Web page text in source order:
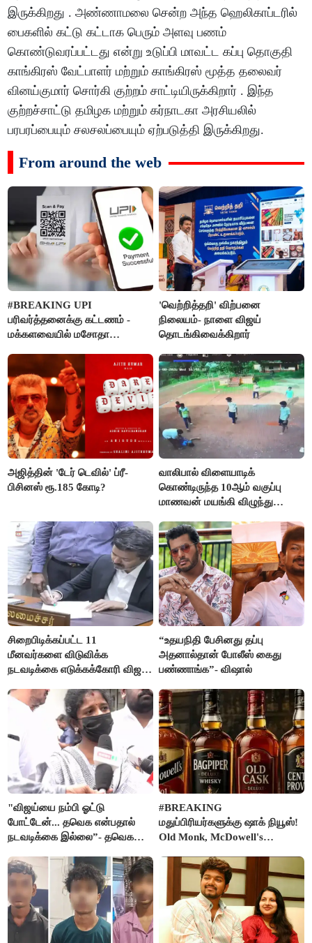
இருக்கிறது . அண்ணாமலை சென்ற அந்த ஹெலிகாப்டரில்
பைகளில் கட்டு கட்டாக பெரும் அளவு பணம்
கொண்டுவரப்பட்டது என்று உடுப்பி மாவட்ட கப்பு தொகுதி
காங்கிரஸ் வேட்பாளர் மற்றும் காங்கிரஸ் மூத்த தலைவர்
வினய்குமார் சொர்கி குற்றம் சாட்டியிருக்கிறார் . இந்த
குற்றச்சாட்டு தமிழக மற்றும் கர்நாடகா அரசியலில்
பரபரப்பையும் சலசலப்பையும் ஏற்படுத்தி இருக்கிறது.
From around the web
#BREAKING UPI
பரிவர்த்தனைக்கு கட்டணம் -
மக்களவையில் மசோதா
'வெற்றித்தறி' விற்பனை
நிலையம்- நாளை விஜய்
தொடங்கிவைக்கிறார்
அஜித்தின் 'டேர் டெவில்' ப்ரீ-
பிசினஸ் ரூ.185 கோடி?
வாலிபால் விளையாடிக்
கொண்டிருந்த 10ஆம் வகுப்பு
மாணவன் மயங்கி விழுந்து
சிறைபிடிக்கப்பட்ட 11
மீனவர்களை விடுவிக்க
நடவடிக்கை எடுக்கக்கோரி விஜய்
“உதயநிதி பேசினது தப்பு
அதனால்தான் போலீஸ் கைது
பண்ணாங்க”- விஷால்
"விஜய்யை நம்பி ஓட்டு
போட்டேன்... தவெக என்பதால்
நடவடிக்கை இல்லை”- தவெக
கதறல்
#BREAKING
மதுப்பிரியர்களுக்கு ஷாக் நியூஸ்!
Old Monk, McDowell's
FSSAI தடை